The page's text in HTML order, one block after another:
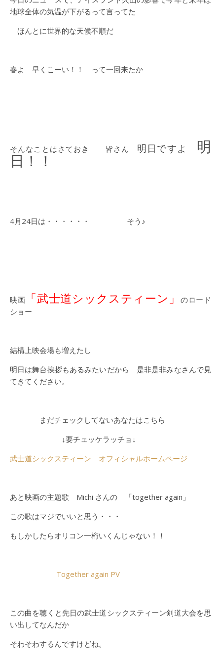
地球全体の気温が下がるって言ってた
ほんとに世界的な天候不順だ
春よ 早くこーい！！ って一回来たか
そんなことはさておき 皆さん 明日ですよ 明
日！！
4月24日は・・・・・・ そう♪
映画 「武士道シックスティーン」のロード
ショー
結構上映会場も増えたし
明日は舞台挨拶もあるみたいだから 是非是非みなさんで見
てきてください。
まだチェックしてないあなたはこちら
↓要チェッケラッチョ↓
武士道シックスティーン オフィシャルホームページ
あと映画の主題歌 Michi さんの 「together again」
この歌はマジでいいと思う・・・
もしかしたらオリコン一桁いくんじゃない！！
Together again PV
この曲を聴くと先日の武士道シックスティーン剣道大会を思
い出してなんだか
そわそわするんですけどね。